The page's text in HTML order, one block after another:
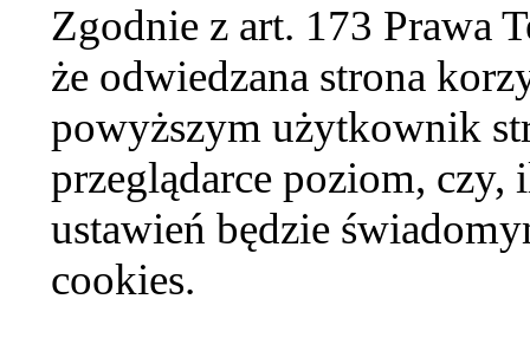
Zgodnie z art. 173 Prawa
że odwiedzana strona
powyższym użytkownik
przeglądarce poziom,
ustawień będzie
cookies.